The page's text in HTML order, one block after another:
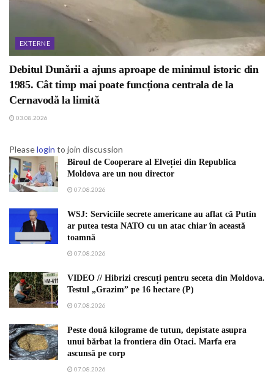
EXTERNE
Debitul Dunării a ajuns aproape de minimul istoric din
1985. Cât timp mai poate funcționa centrala de la
Cernavodă la limită
03.08.2026
Pleaselogin to join discussion
Biroul de Cooperare al Elveției din Republica
Moldova are un nou director
07.08.2026
WSJ: Serviciile secrete americane au aflat că Putin
ar putea testa NATO cu un atac chiar în această
toamnă
07.08.2026
VIDEO // Hibrizi crescuți pentru seceta din Moldova.
Testul „Grazim” pe 16 hectare (P)
07.08.2026
Peste două kilograme de tutun, depistate asupra
unui bărbat la frontiera din Otaci. Marfa era
ascunsă pe corp
07.08.2026